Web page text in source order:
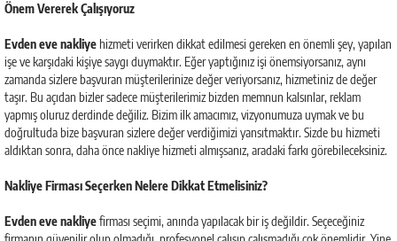
Önem Vererek Çalışıyoruz
Evden eve nakliyehizmeti verirken dikkat edilmesi gereken en önemli şey, yapılan
işe ve karşıdaki kişiye saygı duymaktır. Eğer yaptığınız işi önemsiyorsanız, aynı
zamanda sizlere başvuran müşterilerinize değer veriyorsanız, hizmetiniz de değer
taşır. Bu açıdan bizler sadece müşterilerimiz bizden memnun kalsınlar, reklam
yapmış oluruz derdinde değiliz. Bizim ilk amacımız, vizyonumuza uymak ve bu
doğrultuda bize başvuran sizlere değer verdiğimizi yansıtmaktır. Sizde bu hizmeti
aldıktan sonra, daha önce nakliye hizmeti almışsanız, aradaki farkı görebileceksiniz.
Nakliye Firması Seçerken Nelere Dikkat Etmelisiniz?
Evden eve nakliyefirması seçimi, anında yapılacak bir iş değildir. Seçeceğiniz